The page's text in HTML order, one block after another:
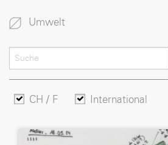
Umwelt
CH / F International